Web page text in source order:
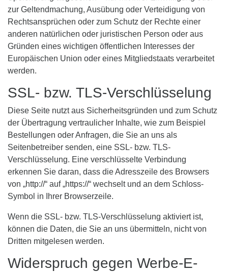
zur Geltendmachung, Ausübung oder Verteidigung von
Rechtsansprüchen oder zum Schutz der Rechte einer
anderen natürlichen oder juristischen Person oder aus
Gründen eines wichtigen öffentlichen Interesses der
Europäischen Union oder eines Mitgliedstaats verarbeitet
werden.
SSL- bzw. TLS-Verschlüsselung
Diese Seite nutzt aus Sicherheitsgründen und zum Schutz
der Übertragung vertraulicher Inhalte, wie zum Beispiel
Bestellungen oder Anfragen, die Sie an uns als
Seitenbetreiber senden, eine SSL- bzw. TLS-
Verschlüsselung. Eine verschlüsselte Verbindung
erkennen Sie daran, dass die Adresszeile des Browsers
von „http://“ auf „https://“ wechselt und an dem Schloss-
Symbol in Ihrer Browserzeile.
Wenn die SSL- bzw. TLS-Verschlüsselung aktiviert ist,
können die Daten, die Sie an uns übermitteln, nicht von
Dritten mitgelesen werden.
Widerspruch gegen Werbe-E-